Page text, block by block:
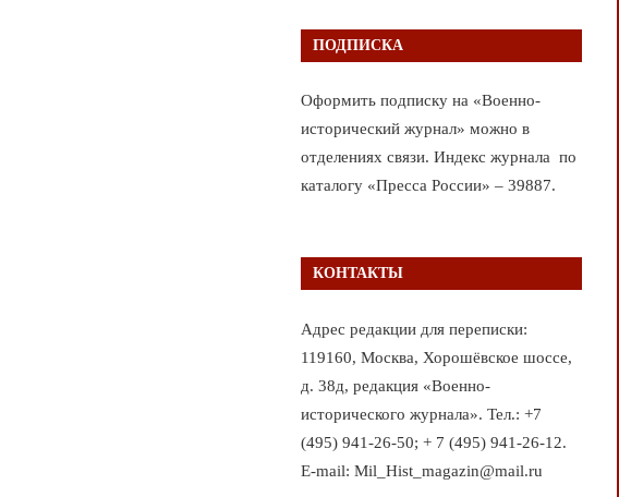
ПОДПИСКА
Оформить подписку на «Военно-
исторический журнал» можно в
отделениях связи. Индекс журнала по
каталогу «Пресса России» – 39887.
КОНТАКТЫ
Адрес редакции для переписки:
119160, Москва, Хорошёвское шоссе,
д. 38д, редакция «Военно-
исторического журнала». Тел.: +7
(495) 941-26-50; + 7 (495) 941-26-12.
E-mail: Mil_Hist_magazin@mail.ru